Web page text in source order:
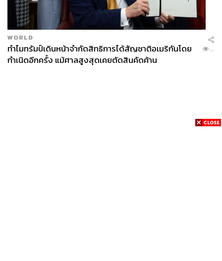
WORLD
ทำไมทรัมป์เดินหน้าจำกัดสิทธิการได้สัญชาติอเมริกันโดย
กำเนิดอีกครั้ง แม้ศาลสูงสุดเคยตัดสินคัดค้าน
...